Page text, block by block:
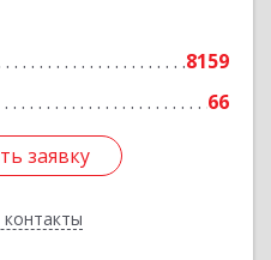
8159
66
заявку
заявку